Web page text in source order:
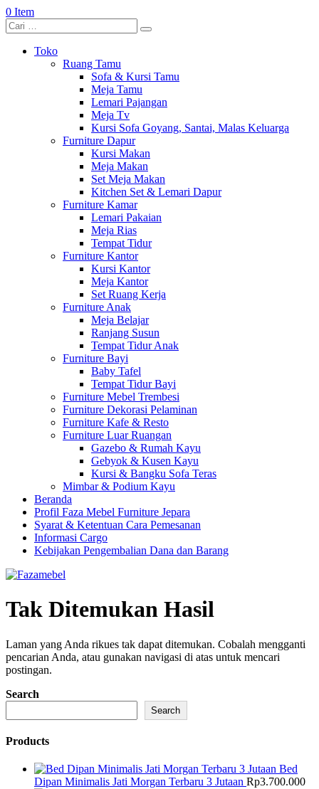
0 Item
Toko
Ruang Tamu
Sofa & Kursi Tamu
Meja Tamu
Lemari Pajangan
Meja Tv
Kursi Sofa Goyang, Santai, Malas Keluarga
Furniture Dapur
Kursi Makan
Meja Makan
Set Meja Makan
Kitchen Set & Lemari Dapur
Furniture Kamar
Lemari Pakaian
Meja Rias
Tempat Tidur
Furniture Kantor
Kursi Kantor
Meja Kantor
Set Ruang Kerja
Furniture Anak
Meja Belajar
Ranjang Susun
Tempat Tidur Anak
Furniture Bayi
Baby Tafel
Tempat Tidur Bayi
Furniture Mebel Trembesi
Furniture Dekorasi Pelaminan
Furniture Kafe & Resto
Furniture Luar Ruangan
Gazebo & Rumah Kayu
Gebyok & Kusen Kayu
Kursi & Bangku Sofa Teras
Mimbar & Podium Kayu
Beranda
Profil Faza Mebel Furniture Jepara
Syarat & Ketentuan Cara Pemesanan
Informasi Cargo
Kebijakan Pengembalian Dana dan Barang
Tak Ditemukan Hasil
Laman yang Anda rikues tak dapat ditemukan. Cobalah mengganti
pencarian Anda, atau gunakan navigasi di atas untuk mencari
postingan.
Search
Search
Products
Bed
Dipan Minimalis Jati Morgan Terbaru 3 Jutaan Rp3.700.000